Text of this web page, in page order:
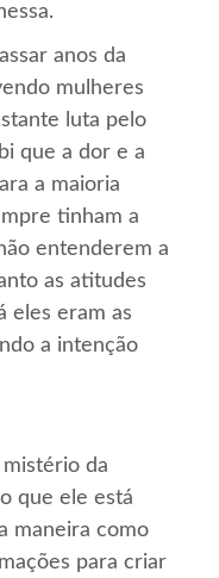
anos da
mulheres
luta pelo
que a dor e a
a maioria
tinham a
entenderem a
as atitudes
eles eram as
a intenção
da
que ele está
maneira como
para criar